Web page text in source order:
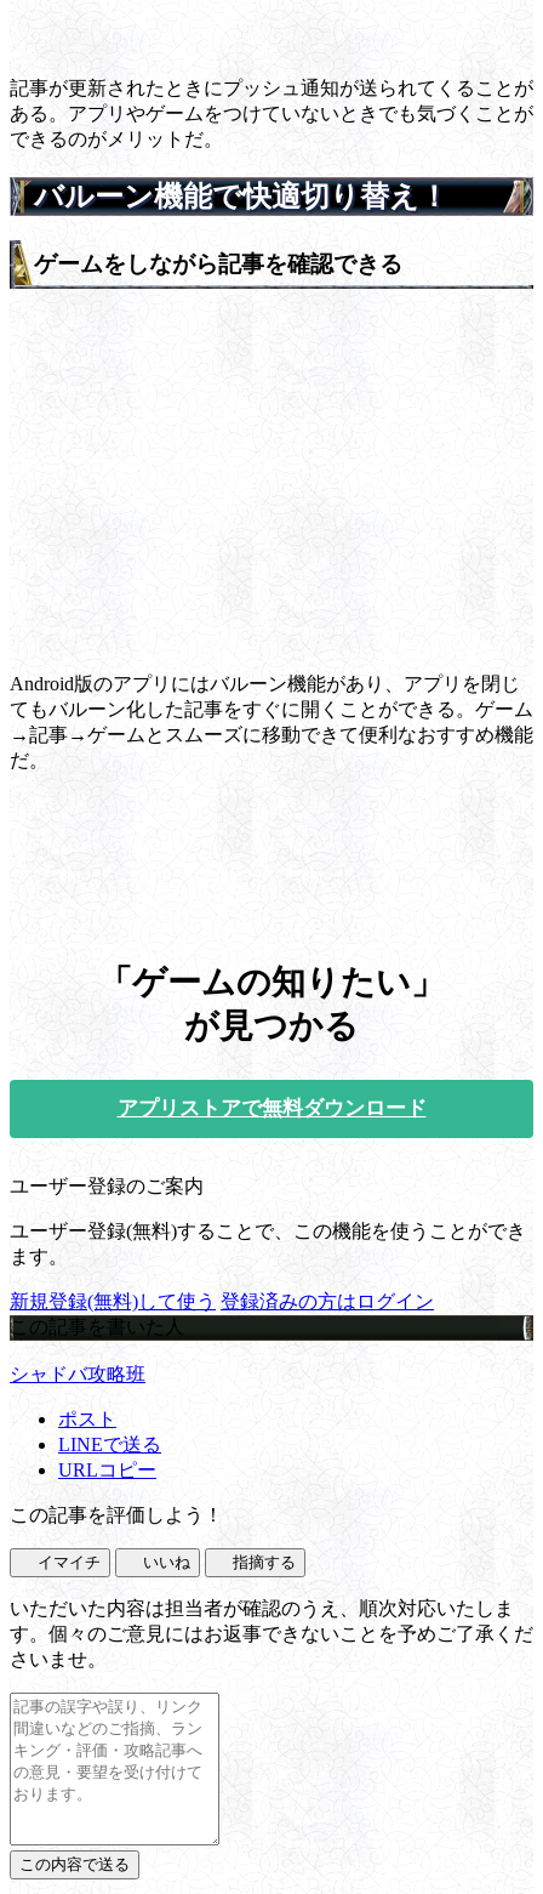
記事が更新されたときにプッシュ通知が送られてくることが
ある。アプリやゲームをつけていないときでも気づくことが
できるのがメリットだ。
バルーン機能で快適切り替え！
ゲームをしながら記事を確認できる
Android版のアプリにはバルーン機能があり、アプリを閉じ
てもバルーン化した記事をすぐに開くことができる。ゲーム
→記事→ゲームとスムーズに移動できて便利なおすすめ機能
だ。
「ゲームの知りたい」
が見つかる
アプリストアで無料ダウンロード
ユーザー登録のご案内
ユーザー登録(無料)することで、この機能を使うことができ
ます。
新規登録(無料)して使う 登録済みの方はログイン
この記事を書いた人
シャドバ攻略班
ポスト
LINEで送る
URLコピー
この記事を評価しよう！
イマイチ いいね 指摘する
いただいた内容は担当者が確認のうえ、順次対応いたしま
す。個々のご意見にはお返事できないことを予めご了承くだ
さいませ。